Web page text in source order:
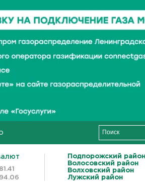
81.41
94.06
Подпорожский район
Волосовский район
Волховский район
Лужский район